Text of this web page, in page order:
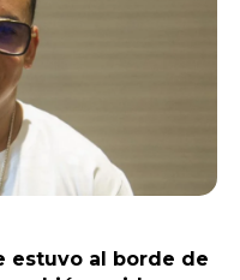
estuvo al borde de